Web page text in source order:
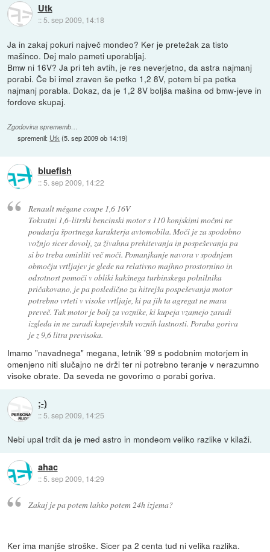
Utk
:: 5. sep 2009, 14:18
Ja in zakaj pokuri največ mondeo? Ker je pretežak za tisto
mašinco. Dej malo pameti uporabljaj.
Bmw ni 16V? Ja pri teh avtih, je res neverjetno, da astra najmanj
porabi. Če bi imel zraven še petko 1,2 8V, potem bi pa petka
najmanj porabla. Dokaz, da je 1,2 8V boljša mašina od bmw-jeve in
fordove skupaj.
Zgodovina sprememb…
spremenil: Utk (5. sep 2009 ob 14:19)
bluefish
::5. sep 2009, 14:22
Renault mégane coupe 1,6 16V
Tokratni 1,6-litrski bencinski motor s 110 konjskimi močmi ne
poudarja športnega karakterja avtomobila. Moči je za spodobno
vožnjo sicer dovolj, za živahna prehitevanja in pospeševanja pa
si bo treba omisliti več moči. Pomanjkanje navora v spodnjem
območju vrtljajev je glede na relativno majhno prostornino in
odsotnost pomoči v obliki kakšnega turbinskega polnilnika
pričakovano, je pa posledično za hitrejša pospeševanja motor
potrebno vrteti v visoke vrtljaje, ki pa jih ta agregat ne mara
preveč. Tak motor je bolj za voznike, ki kupeja vzamejo zaradi
izgleda in ne zaradi kupejevskih voznih lastnosti. Poraba goriva
je z 9,6 litra previsoka.
Imamo "navadnega" megana, letnik '99 s podobnim motorjem in
omenjeno niti slučajno ne drži ter ni potrebno teranje v nerazumno
visoke obrate. Da seveda ne govorimo o porabi goriva.
;-)
:: 5. sep 2009, 14:25
Nebi upal trdit da je med astro in mondeom veliko razlike v kilaži.
ahac
::5. sep 2009, 14:29
Zakaj je pa potem lahko potem 24h izjema?
Ker ima manjše stroške. Sicer pa 2 centa tud ni velika razlika.